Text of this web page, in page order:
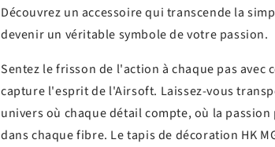
Découvrez un accessoire qui transcende la
devenir un véritable symbole de votre passion.
Sentez le frisson de l'action à chaque pas avec
capture l'esprit de l'Airsoft. Laissez-vous
univers où chaque détail compte, où la
dans chaque fibre. Le tapis de décoration HK